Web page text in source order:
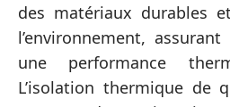
des matériaux durables
l’environnement,
une performance
L’isolation thermique de